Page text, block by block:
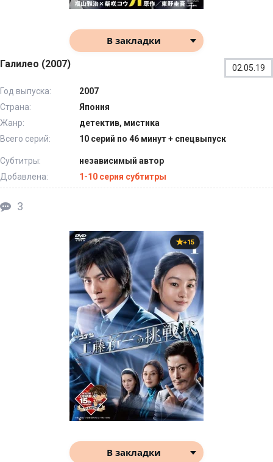
В закладки
Галилео (2007) 02.05.19
Год выпуска:
2007
Страна:
Япония
Жанр:
детектив, мистика
Всего серий:
10 серий по 46 минут + спецвыпуск
Субтитры:
независимый автор
Добавлена:
1-10 серия субтитры
3
+15
В закладки